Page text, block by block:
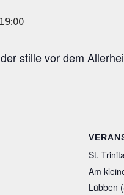
19:00
stille vor dem
St.
Am
Lübben